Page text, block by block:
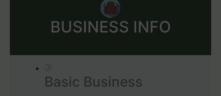
BUSINESS INFO
Basic Business